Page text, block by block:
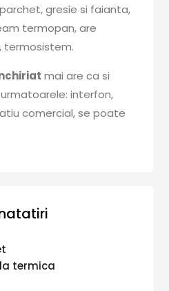
gresie si faianta,
termopan, are
termosistem.
mai are ca si
interfon,
comercial, se poate
termica